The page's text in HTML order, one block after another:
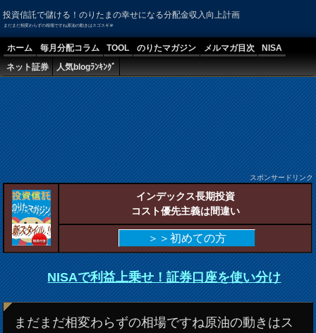
投資信託で儲ける！のりたまの幸せになる分配金収入向上計画
まだまだ相変わらずの相場ですね原油の動きはスゴスギ＠
ホーム 毎月分配コラム TOOL のりたマガジン メルマガ目次
NISA
ネット証券
人気blogﾗﾝｷﾝｸﾞ
スポンサードリンク
インデックス長期投資
コスト優先主義は間違い
＞＞初めての方
NISAで利益上乗せ！証券口座を使い分け
まだまだ相変わらずの相場ですね原油の動きはス